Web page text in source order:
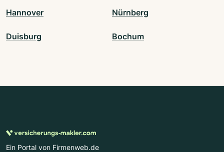
Hannover Nürnberg
Duisburg Bochum
Ein Portal von Firmenweb.de